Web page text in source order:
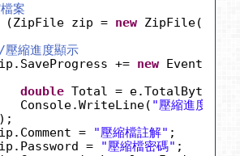
案
(ZipFile zip = new ZipFile(
縮進度顯示
+= new
double Total =
Console.WriteLine( "壓縮進度
=
"壓縮檔註解" ;
=
"壓縮檔密碼" ;